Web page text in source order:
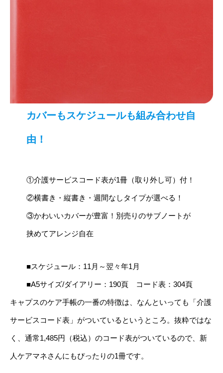
カバーもスケジュールも組み合わせ自
由！
①介護サービスコード表が1冊（取り外し可）付！
②横書き・縦書き・週間なしタイプが選べる！
③かわいいカバーが豊富！別売りのサブノートが
挟めてアレンジ自在
■スケジュール：11月～翌々年1月
■A5サイズ/ダイアリー：190頁 コード表：304頁
キャプスのケア手帳の一番の特徴は、なんといっても「介護
サービスコード表」がついているというところ。抜粋ではな
く、通常1,485円（税込）のコード表がついているので、新
人ケアマネさんにもぴったりの1冊です。